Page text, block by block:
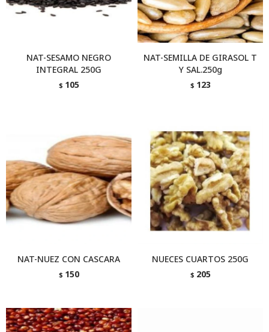
NAT-SESAMO NEGRO
INTEGRAL 250G
$ 105
NAT-SEMILLA DE GIRASOL T
Y SAL.250g
$ 123
NAT-NUEZ CON CASCARA
$ 150
NUECES CUARTOS 250G
$ 205